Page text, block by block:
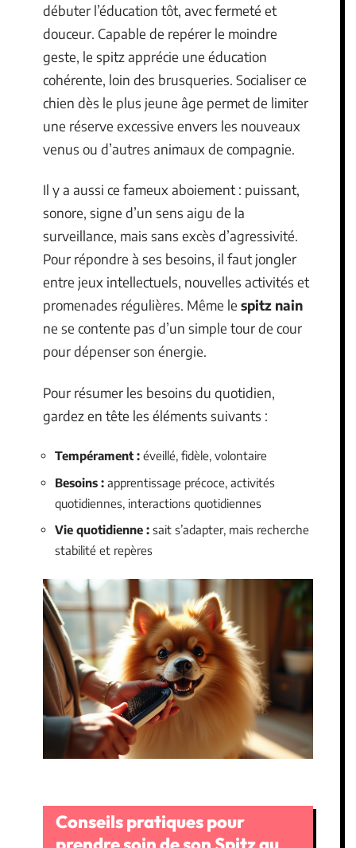
débuter l’éducation tôt, avec fermeté et
douceur. Capable de repérer le moindre
geste, le spitz apprécie une éducation
cohérente, loin des brusqueries. Socialiser ce
chien dès le plus jeune âge permet de limiter
une réserve excessive envers les nouveaux
venus ou d’autres animaux de compagnie.
Il y a aussi ce fameux aboiement : puissant,
sonore, signe d’un sens aigu de la
surveillance, mais sans excès d’agressivité.
Pour répondre à ses besoins, il faut jongler
entre jeux intellectuels, nouvelles activités et
promenades régulières. Même le spitz nain
ne se contente pas d’un simple tour de cour
pour dépenser son énergie.
Pour résumer les besoins du quotidien,
gardez en tête les éléments suivants :
Tempérament : éveillé, fidèle, volontaire
Besoins : apprentissage précoce, activités
quotidiennes, interactions quotidiennes
Vie quotidienne : sait s’adapter, mais recherche
stabilité et repères
Conseils pratiques pour